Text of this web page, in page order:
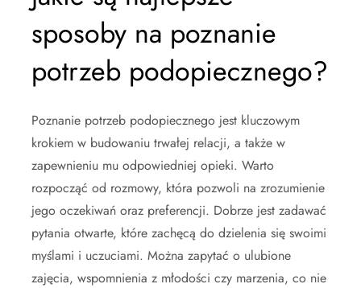
sposoby na poznanie
potrzeb podopiecznego?
Poznanie potrzeb podopiecznego jest kluczowym
krokiem w budowaniu trwałej relacji, a także w
zapewnieniu mu odpowiedniej opieki. Warto
rozpocząć od rozmowy, która pozwoli na zrozumienie
jego oczekiwań oraz preferencji. Dobrze jest zadawać
pytania otwarte, które zachęcą do dzielenia się swoimi
myślami i uczuciami. Można zapytać o ulubione
zajęcia, wspomnienia z młodości czy marzenia, co nie